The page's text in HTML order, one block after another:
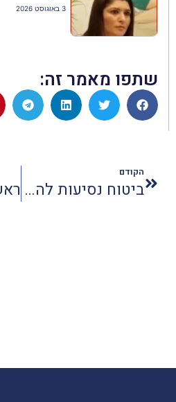
3 באוגוסט 2026
שתפו מאמר זה:
הקודם
ביטוח נסיעות להריון: מה שכל אישה בהריון חייבת לבדוק לפני שהיא טסה